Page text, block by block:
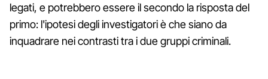
legati, e potrebbero essere il secondo la risposta del
primo: l'ipotesi degli investigatori è che siano da
inquadrare nei contrasti tra i due gruppi criminali.